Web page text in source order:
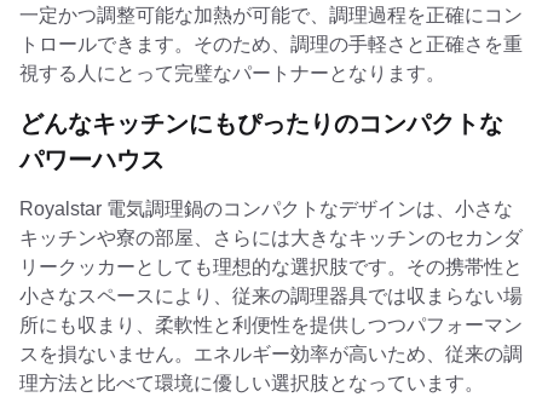
一定かつ調整可能な加熱が可能で、調理過程を正確にコン
トロールできます。そのため、調理の手軽さと正確さを重
視する人にとって完璧なパートナーとなります。
どんなキッチンにもぴったりのコンパクトな
パワーハウス
Royalstar 電気調理鍋のコンパクトなデザインは、小さな
キッチンや寮の部屋、さらには大きなキッチンのセカンダ
リークッカーとしても理想的な選択肢です。その携帯性と
小さなスペースにより、従来の調理器具では収まらない場
所にも収まり、柔軟性と利便性を提供しつつパフォーマン
スを損ないません。エネルギー効率が高いため、従来の調
理方法と比べて環境に優しい選択肢となっています。